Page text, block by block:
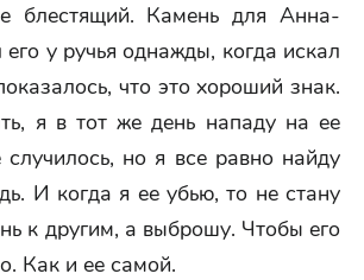
блестящий. Камень для Анна-
у ручья однажды, когда искал
что это хороший знак.
я в тот же день нападу на ее
случилось, но я все равно найду
И когда я ее убью, то не стану
к другим, а выброшу. Чтобы его
Как и ее самой.